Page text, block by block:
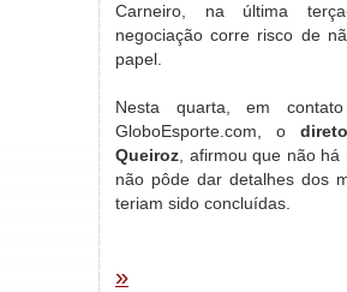
Carneiro, na última
negociação corre risco de
papel.
Nesta quarta, em
GloboEsporte.com, o
Queiroz , afirmou que não
não pôde dar detalhes dos
teriam sido concluídas.
»